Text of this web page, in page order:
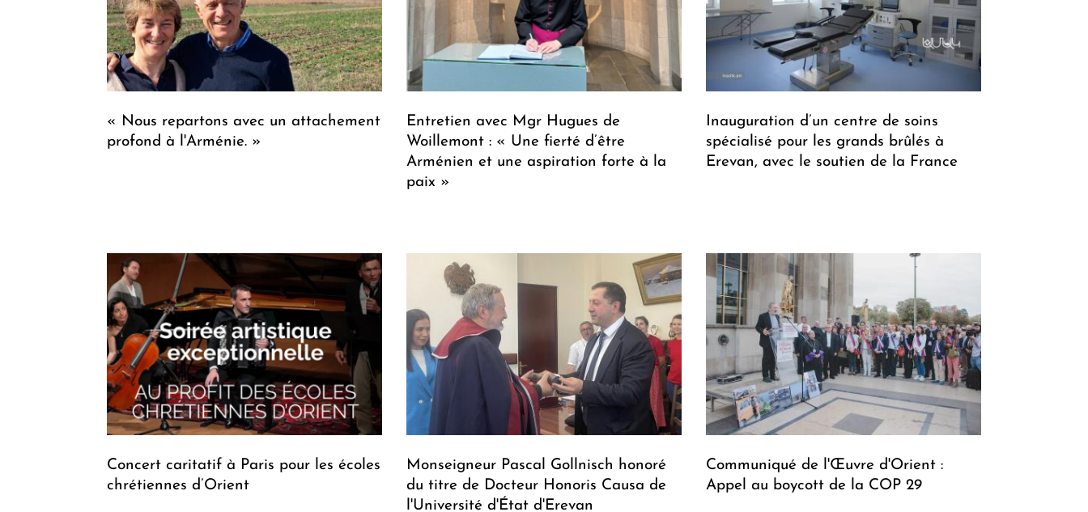
« Nous repartons avec un attachement
profond à l'Arménie. »
Entretien avec Mgr Hugues de
Woillemont : « Une fierté d’être
Arménien et une aspiration forte à la
paix »
Inauguration d’un centre de soins
spécialisé pour les grands brûlés à
Erevan, avec le soutien de la France
Concert caritatif à Paris pour les écoles
chrétiennes d’Orient
Monseigneur Pascal Gollnisch honoré
du titre de Docteur Honoris Causa de
l'Université d'État d'Erevan
Communiqué de l'Œuvre d'Orient :
Appel au boycott de la COP 29